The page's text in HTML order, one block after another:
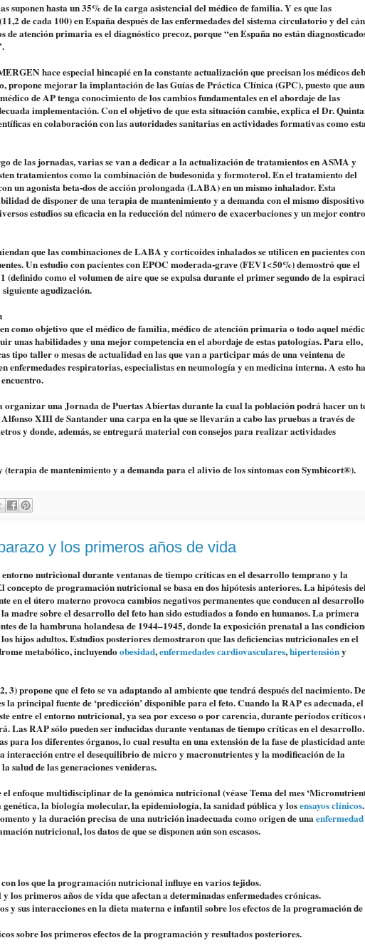
suponen hasta un 35% de la carga asistencial del médico de familia. Y es que las
de cada 100) en España después de las enfermedades del sistema circulatorio y del
atención primaria es el diagnóstico precoz, porque “en España no están
hace especial hincapié en la constante actualización que precisan los médicos
propone mejorar la implantación de las Guías de Práctica Clínica (GPC), puesto que
de AP tenga conocimiento de los cambios fundamentales en el abordaje de las
implementación. Con el objetivo de que esta situación cambie, explica el Dr.
en colaboración con las autoridades sanitarias en actividades formativas como
de las jornadas, varias se van a dedicar a la actualización de tratamientos en ASMA y
tratamientos como la combinación de budesonida y formoterol. En el tratamiento del
un agonista beta-dos de acción prolongada (LABA) en un mismo inhalador. Esta
de disponer de una terapia de mantenimiento y a demanda con el mismo
estudios su eficacia en la reducción del número de exacerbaciones y un mejor
que las combinaciones de LABA y corticoides inhalados se utilicen en pacientes con
Un estudio con pacientes con EPOC moderada-grave (FEV1<50%) demostró que el
como el volumen de aire que se expulsa durante el primer segundo de la
agudización.
como objetivo que el médico de familia, médico de atención primaria o todo aquel
unas habilidades y una mejor competencia en el abordaje de estas patologías. Para
tipo taller o mesas de actualidad en las que van a participar más de una veintena de
respiratorias, especialistas en neumología y en medicina interna. A esto
una Jornada de Puertas Abiertas durante la cual la población podrá hacer un
XIII de Santander una carpa en la que se llevarán a cabo las pruebas a través de
y donde, además, se entregará material con consejos para realizar actividades
de mantenimiento y a demanda para el alivio de los síntomas con Symbicort®).
y los primeros años de vida
nutricional durante ventanas de tiempo críticas en el desarrollo temprano y la
de programación nutricional se basa en dos hipótesis anteriores. La hipótesis
en el útero materno provoca cambios negativos permanentes que conducen al
madre sobre el desarrollo del feto han sido estudiados a fondo en humanos. La primera
de la hambruna holandesa de 1944–1945, donde la exposición prenatal a las
hijos adultos. Estudios posteriores demostraron que las deficiencias nutricionales en el
metabólico, incluyendoobesidad,enfermedades cardiovasculares,hipertensióny
propone que el feto se va adaptando al ambiente que tendrá después del nacimiento. De
principal fuente de ‘predicción’ disponible para el feto. Cuando la RAP es adecuada, el
entre el entorno nutricional, ya sea por exceso o por carencia, durante periodos críticos
Las RAP sólo pueden ser inducidas durante ventanas de tiempo críticas en el
para los diferentes órganos, lo cual resulta en una extensión de la fase de plasticidad
interacción entre el desequilibrio de micro y macronutrientes y la modificación de la
salud de las generaciones venideras.
enfoque multidisciplinar de la genómica nutricional (véase Tema del mes
genética, la biología molecular, la epidemiología, la sanidad pública y losensayos clínicos
y la duración precisa de una nutrición inadecuada como origen de unaenfermedad
nutricional, los datos de que se disponen aún son escasos.
los que la programación nutricional influye en varios tejidos.
primeros años de vida que afectan a determinadas enfermedades crónicas.
y sus interacciones en la dieta materna e infantil sobre los efectos de la programación
sobre los primeros efectos de la programación y resultados posteriores.